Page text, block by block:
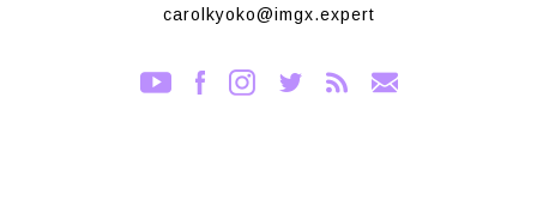
carolkyoko@imgx.expert